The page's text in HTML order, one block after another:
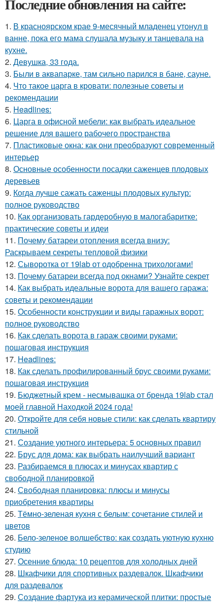
Последние обновления на сайте:
1. В красноярском крае 9-месячный младенец утонул в
ванне, пока его мама слушала музыку и танцевала на
кухне.
2. Девушка, 33 года.
3. Были в аквапарке, там сильно парился в бане, сауне.
4. Что такое царга в кровати: полезные советы и
рекомендации
5. Headlines:
6. Царга в офисной мебели: как выбрать идеальное
решение для вашего рабочего пространства
7. Пластиковые окна: как они преобразуют современный
интерьер
8. Основные особенности посадки саженцев плодовых
деревьев
9. Когда лучше сажать саженцы плодовых культур:
полное руководство
10. Как организовать гардеробную в малогабаритке:
практические советы и идеи
11. Почему батареи отопления всегда внизу:
Раскрываем секреты тепловой физики
12. Сыворотка от 19lab от одобренна трихологами!
13. Почему батареи всегда под окнами? Узнайте секрет
14. Как выбрать идеальные ворота для вашего гаража:
советы и рекомендации
15. Особенности конструкции и виды гаражных ворот:
полное руководство
16. Как сделать ворота в гараж своими руками:
пошаговая инструкция
17. Headlines:
18. Как сделать профилированный брус своими руками:
пошаговая инструкция
19. Бюджетный крем - несмывашка от бренда 19lab стал
моей главной Находкой 2024 года!
20. Откройте для себя новые стили: как сделать квартиру
стильной
21. Создание уютного интерьера: 5 основных правил
22. Брус для дома: как выбрать наилучший вариант
23. Разбираемся в плюсах и минусах квартир с
свободной планировкой
24. Свободная планировка: плюсы и минусы
приобретения квартиры
25. Тёмно-зеленая кухня с белым: сочетание стилей и
цветов
26. Бело-зеленое волшебство: как создать уютную кухню
студию
27. Осенние блюда: 10 рецептов для холодных дней
28. Шкафчики для спортивных раздевалок. Шкафчики
для раздевалок
29. Создание фартука из керамической плитки: простые